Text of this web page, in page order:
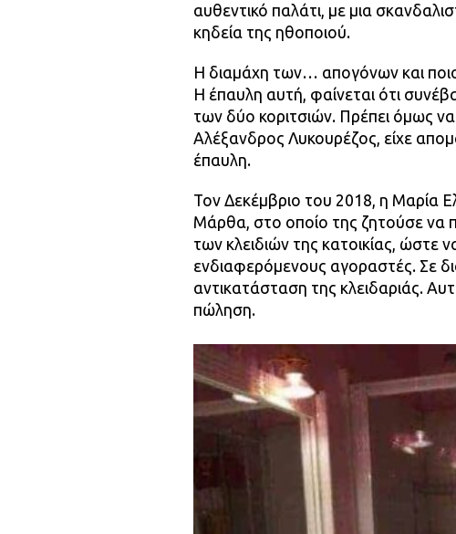
αυθεντικό παλάτι, με μια
κηδεία της ηθοποιού.
Η διαμάχη των… απογόνων και
Η έπαυλη αυτή, φαίνεται ότι
των δύο κοριτσιών. Πρέπει όμως
Αλέξανδρος Λυκουρέζος, είχε
έπαυλη.
Τον Δεκέμβριο του 2018, η Μαρία
Μάρθα, στο οποίο της ζητούσε να
των κλειδιών της κατοικίας, ώστε
ενδιαφερόμενους αγοραστές. Σε
αντικατάσταση της κλειδαριάς.
πώληση.